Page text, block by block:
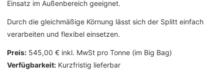
Einsatz im Außenbereich geeignet.
Durch die gleichmäßige Körnung lässt sich der Splitt einfach
verarbeiten und flexibel einsetzen.
Preis: 545,00 € inkl. MwSt pro Tonne (im Big Bag)
Verfügbarkeit: Kurzfristig lieferbar